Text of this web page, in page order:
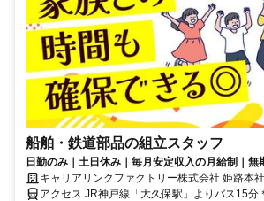
船舶・鉄道部品の組立スタッフ
日勤のみ｜土日休み｜毎月安定収入の月給制｜無
｜寮完備（寮費無料）
キャリアリンクファクトリー株式会社 姫路本社
アクセス JR神戸線「大久保駅」よりバス15分